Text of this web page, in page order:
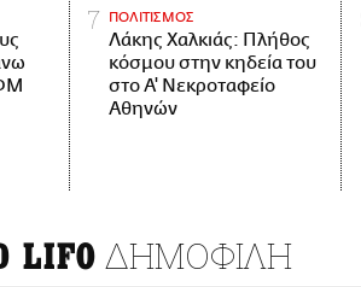
ΠΟΛΙΤΙΣΜΟΣ
Λάκης Χαλκιάς: Πλήθος
κόσμου στην κηδεία του
στο Α' Νεκροταφείο
Αθηνών
LIFO ΔΗΜΟΦΙΛΗ